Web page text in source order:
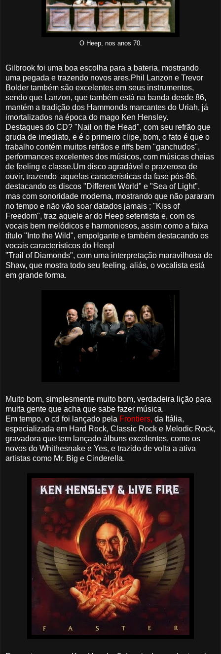
O Heep, nos anos 70.
Gilbrook foi uma boa escolha para a bateria, mostrando
uma pegada e trazendo novos ares.Phil Lanzon e Trevor
Bolder também são excelentes em seus instrumentos,
sendo que Lanzon, que também está na banda desde 86,
mantém a tradição dos Hammonds marcantes do Uriah, já
imortalizados na época do mago Ken Hensley.
Destaques do CD? "Nail on the Head", com seu refrão que
gruda de imediato, e é o primeiro clipe, bom, o fato é que o
trabalho contém muitos refrãos e riffs bem "ganchudos",
performances excelentes dos músicos, com músicas cheias
de feeling e classe.Um disco agradável e prazeroso de
ouvir, trazendo aquelas características da fase pós-86,
destacando os discos "Different World" e "Sea of Light",
mas com sonoridade moderna, mostrando que não pararam
no tempo e não vão soar datados jamais ; "Kiss of
Freedom", traz aquele ar do Heep setentista e, com os
vocais bem melódicos e harmoniosos, assim como a faixa
título "Into the Wild", empolgante e também destacando os
vocais característicos do Heep!
"Trail of Diamonds", com uma interpretação maravilhosa de
Shaw, que mostra todo seu feeling, aliás, o vocalista está
em grande forma.
Muito bom, simplesmente muito bom, verdadeira lição para
muita gente que acha que sabe fazer música.
Em tempo, o cd foi lançado pela Frontiers, da Itália,
especializada em Hard Rock, Classic Rock e Melodic Rock,
gravadora que tem lançado álbuns excelentes, como os
novos do Whithesnake e Yes, e trazido de volta a ativa
artistas como Mr. Big e Cinderella.